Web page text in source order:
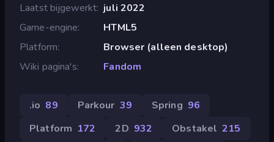
Laatst bijgewerkt juli 2022
Game-engine
HTML5
Platform
Browser (alleen desktop)
Wiki pagina's
Fandom
.io 89 Parkour 39 Spring 96
Platform 172 2D 932 Obstakel 215